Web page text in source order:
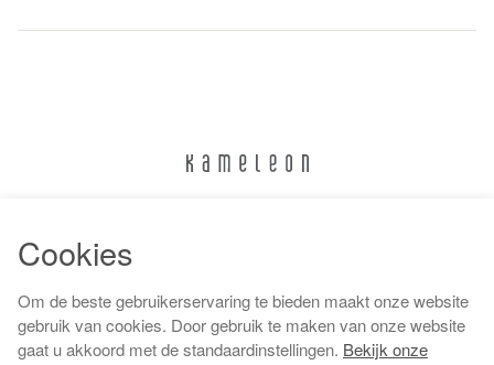
Algemene voorwaarden
Cookies
Om de beste gebruikerservaring te bieden maakt onze website
gebruik van cookies. Door gebruik te maken van onze website
gaat u akkoord met de standaardinstellingen. Bekijk onze